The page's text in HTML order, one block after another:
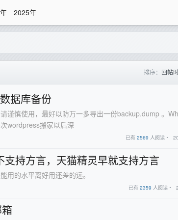
2025年
排序： 回帖
据库备份
谨慎使用，最好以防万一多导出一份backup.dump 。
wordpress搬家以后深
已有 2569 人阅读・
持方言，天猫精灵早就支持方言
用的水平离好用还差的远。
已有 2359 人阅读・